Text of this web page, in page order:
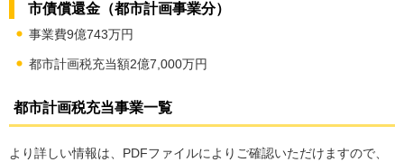
市債償還金（都市計画事業分）
事業費9億743万円
都市計画税充当額2億7,000万円
都市計画税充当事業一覧
より詳しい情報は、PDFファイルによりご確認いただけますので、